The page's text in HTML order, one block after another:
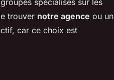
trouver notre agence ou un
car ce choix est